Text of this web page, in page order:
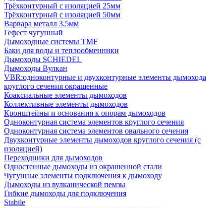
Трёхконтурный с изоляцией 25мм
Трёхконтурный с изоляцией 50мм
Варвара металл 3,5мм
Гефест чугунный
Дымоходные системы TMF
Баки для воды и теплообменники
Дымоходы SCHIEDEL
Дымоходы Вулкан
VBR:одноконтурные и двухконтурные элементы дымохода
круглого сечения окрашенные
Коаксиальные элементы дымоходов
Коллективные элементы дымоходов
Кронштейны и основания к опорам дымоходов
Одноконтурная система элементов круглого сечения
Одноконтурная система элементов овального сечения
Двухконтурные элементы дымоходов круглого сечения (с
изоляцией)
Переходники для дымоходов
Одностенные дымоходы из окрашенной стали
Чугунные элементы подключения к дымоходу
Дымоходы из вулканической пемзы
Гибкие дымоходы для подключения
Stabile